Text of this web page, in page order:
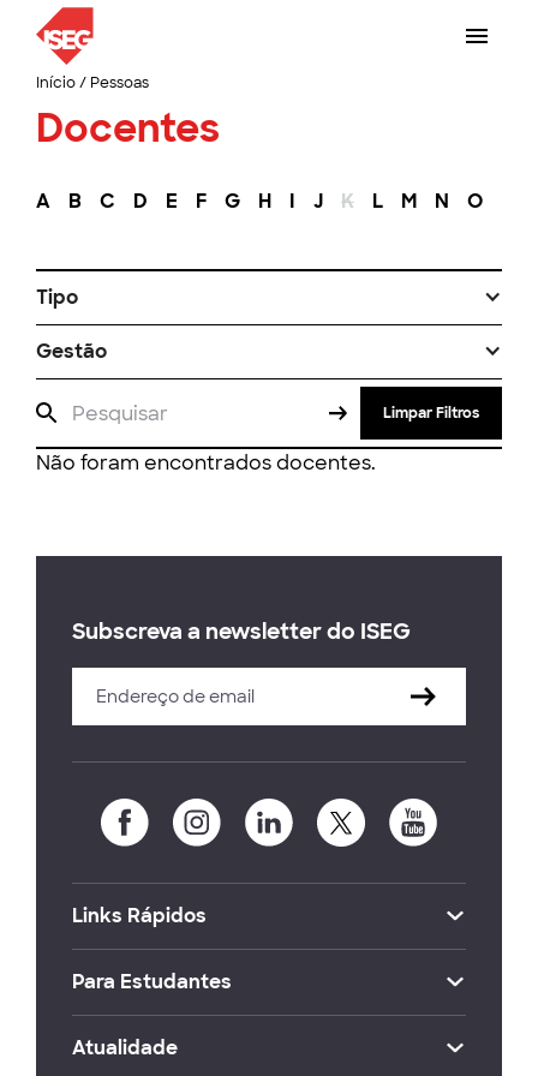
Início/ Pessoas
Docentes
A B C D E F G H I J K L M N O
Tipo
Gestão
Limpar Filtros
Não foram encontrados docentes.
Subscreva a newsletter do ISEG
Links Rápidos
Para Estudantes
Atualidade